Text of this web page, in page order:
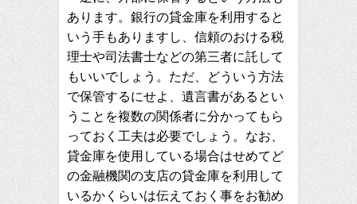
あります。銀行の貸金庫を利用すると
いう手もありますし、信頼のおける税
理士や司法書士などの第三者に託して
もいいでしょう。ただ、どういう方法
で保管するにせよ、遺言書があるとい
うことを複数の関係者に分かってもら
っておく工夫は必要でしょう。なお、
貸金庫を使用している場合はせめてど
の金融機関の支店の貸金庫を利用して
いるかくらいは伝えておく事をお勧め